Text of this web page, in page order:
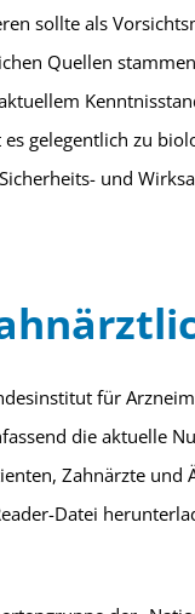
sollte als
Quellen
gelegentlich zu
und
für
die aktuelle
Zahnärzte
Datei